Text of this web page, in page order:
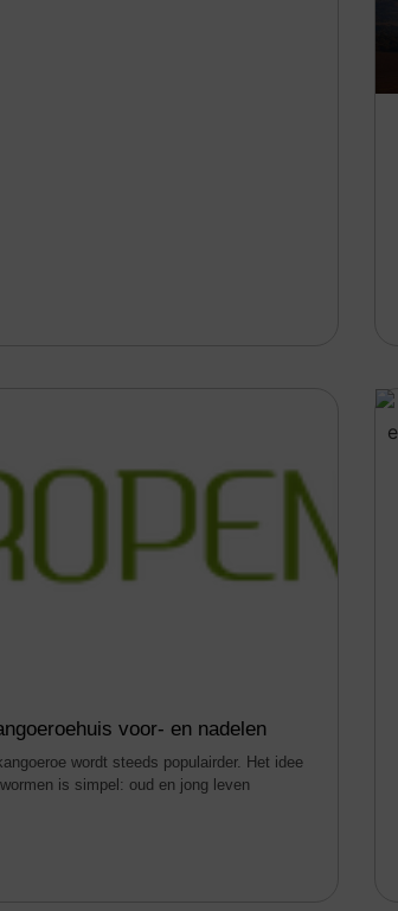
voor- en nadelen
wordt steeds populairder. Het idee
is simpel: oud en jong leven